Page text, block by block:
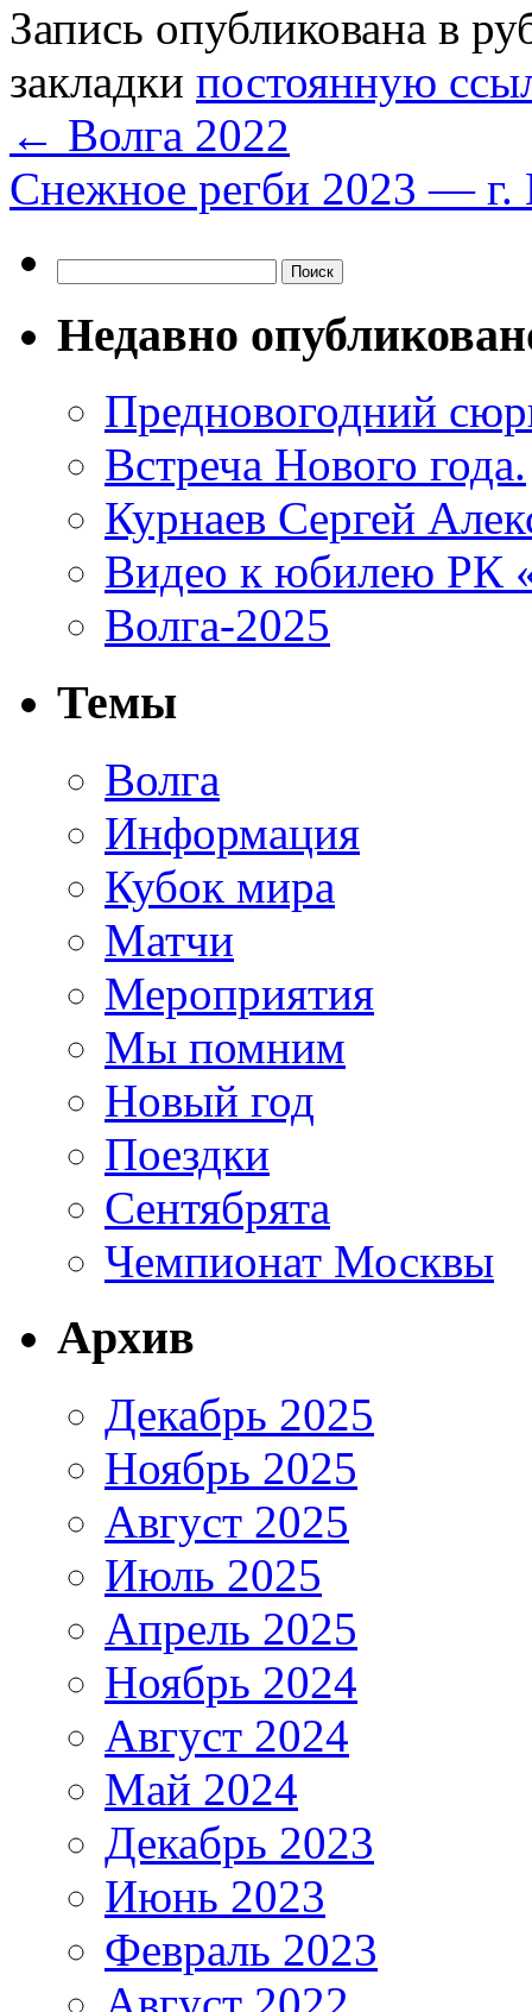
Запись опубликована в
закладки постоянную
← Волга 2022
Снежное регби 2023 —
Недавно
Предновогодний
Встреча Нового года.
Курнаев Сергей
Видео к юбилею
Волга-2025
Темы
Волга
Информация
Кубок мира
Матчи
Мероприятия
Мы помним
Новый год
Поездки
Сентябрята
Чемпионат Москвы
Архив
Декабрь 2025
Ноябрь 2025
Август 2025
Июль 2025
Апрель 2025
Ноябрь 2024
Август 2024
Май 2024
Декабрь 2023
Июнь 2023
Февраль 2023